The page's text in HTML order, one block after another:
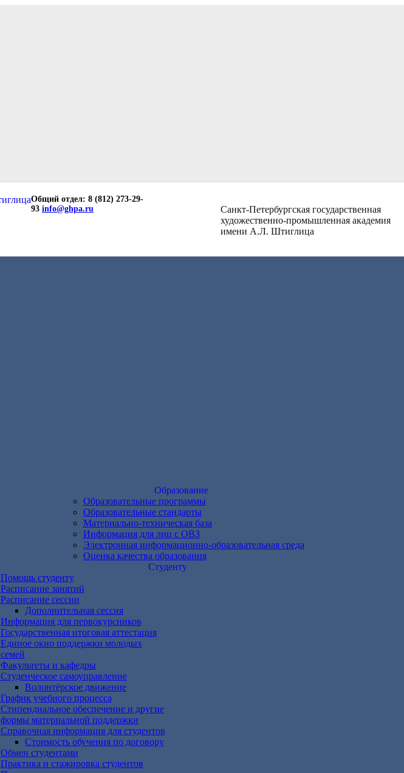
Санкт-Петербургская государственная
художественно-промышленная академия
имени А.Л. Штиглица
Общий отдел: 8 (812) 273-29-
93 info@ghpa.ru
Образование
Образовательные программы
Образовательные стандарты
Материально-техническая база
Информация для лиц с ОВЗ
Электронная информационно-образовательная среда
Оценка качества образования
Студенту
Помощь студенту
Расписание занятий
Расписание сессии
Дополнительная сессия
Информация для первокурсников
Государственная итоговая аттестация
Единое окно поддержки молодых
семей
Факультеты и кафедры
Студенческое самоуправление
Волонтёрское движение
График учебного процесса
Стипендиальное обеспечение и другие
формы материальной поддержки
Справочная информация для студентов
Cтоимость обучения по договору
Обмен студентами
Практика и стажировка студентов